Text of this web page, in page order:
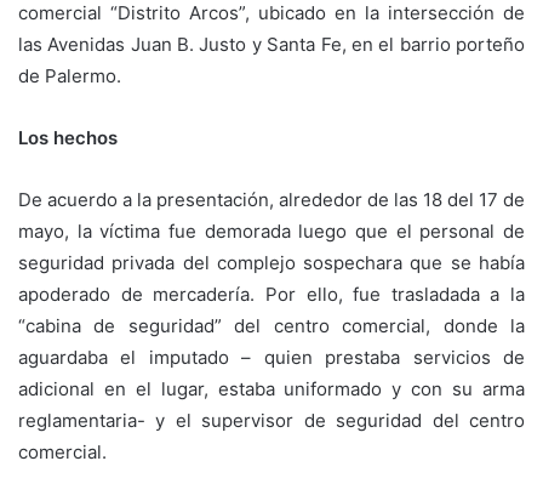
comercial “Distrito Arcos”, ubicado en la intersección de
las Avenidas Juan B. Justo y Santa Fe, en el barrio porteño
de Palermo.
Los hechos
De acuerdo a la presentación, alrededor de las 18 del 17 de
mayo, la víctima fue demorada luego que el personal de
seguridad privada del complejo sospechara que se había
apoderado de mercadería. Por ello, fue trasladada a la
“cabina de seguridad” del centro comercial, donde la
aguardaba el imputado – quien prestaba servicios de
adicional en el lugar, estaba uniformado y con su arma
reglamentaria- y el supervisor de seguridad del centro
comercial.